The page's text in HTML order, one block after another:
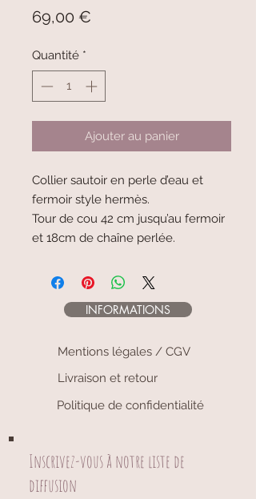
69,00 €
Quantité *
Ajouter au panier
Collier sautoir en perle d’eau et
fermoir style hermès.
Tour de cou 42 cm jusqu’au fermoir
et 18cm de chaîne perlée.
INFORMATIONS
Mentions légales / CGV
Livraison et retour
Politique de confidentialité
Inscrivez-vous à notre liste de
diffusion